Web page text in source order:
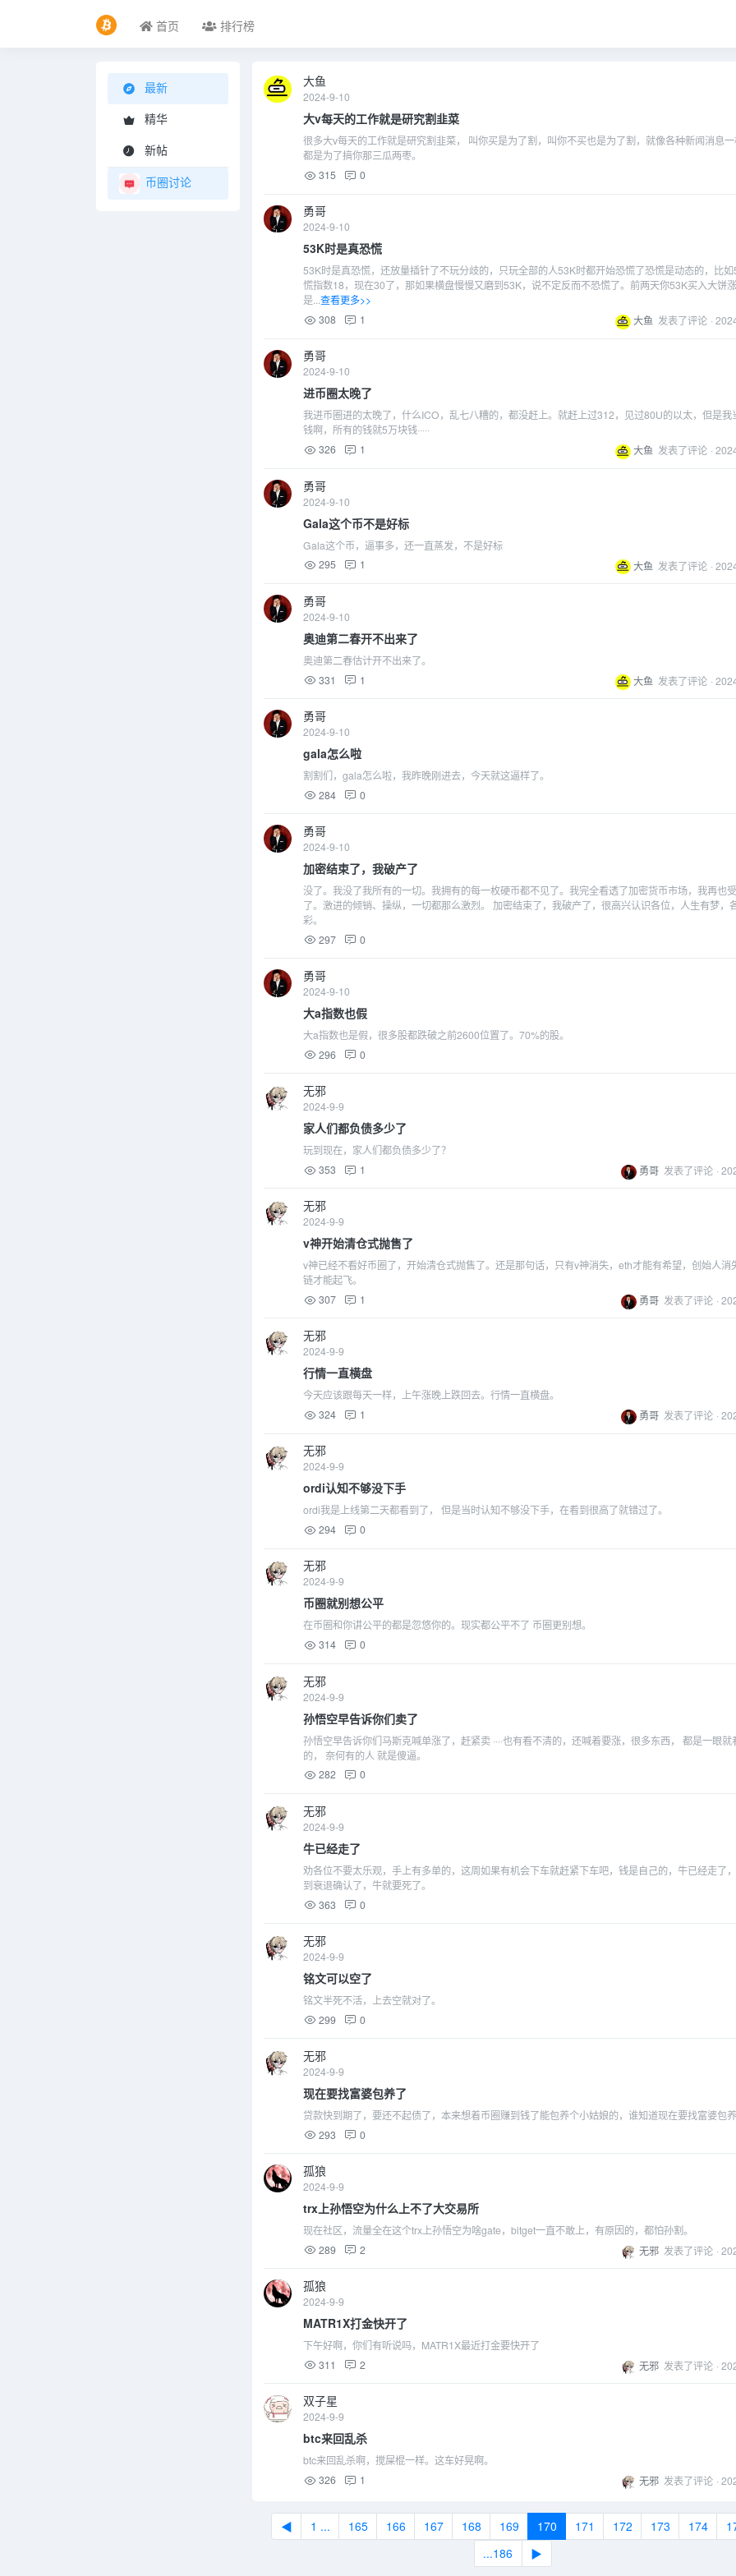
首页 排行榜
最新
精华
新帖
币圈讨论
大鱼
2024-9-10
大v每天的工作就是研究割韭菜
很多大v每天的工作就是研究割韭菜， 叫你买是为了割，叫你不买也是为了割，就像各种新闻消息
都是为了搞你那三瓜两枣。
315
0
勇哥
2024-9-10
53K时是真恐慌
53K时是真恐慌，还放量插针了不玩分歧的，只玩全部的人53K时都开始恐慌了恐慌是动态的，比
慌指数18，现在30了，那如果横盘慢慢又磨到53K，说不定反而不恐慌了。前两天你53K买入大饼
是...查看更多>>
308
1 大鱼 发表了评论 ·
勇哥
2024-9-10
进币圈太晚了
我进币圈进的太晚了，什么ICO，乱七八糟的，都没赶上。就赶上过312，见过80U的以太，但是我
钱啊，所有的钱就5万块钱·····
326
1 大鱼 发表了评论 ·
勇哥
2024-9-10
Gala这个币不是好标
Gala这个币，逼事多，还一直蒸发，不是好标
295
1 大鱼 发表了评论 ·
勇哥
2024-9-10
奥迪第二春开不出来了
奥迪第二春估计开不出来了。
331
1 大鱼 发表了评论 ·
勇哥
2024-9-10
gala怎么啦
割割们，gala怎么啦，我昨晚刚进去，今天就这逼样了。
284
0
勇哥
2024-9-10
加密结束了，我破产了
没了。我没了我所有的一切。我拥有的每一枚硬币都不见了。我完全看透了加密货币市场，我再也
了。激进的倾销、操纵，一切都那么激烈。 加密结束了，我破产了，很高兴认识各位，人生有梦，
彩。
297
0
勇哥
2024-9-10
大a指数也假
大a指数也是假，很多股都跌破之前2600位置了。70%的股。
296
0
无邪
2024-9-9
家人们都负债多少了
玩到现在，家人们都负债多少了？
353
1 勇哥 发表了评论 ·
无邪
2024-9-9
v神开始清仓式抛售了
v神已经不看好币圈了，开始清仓式抛售了。还是那句话，只有v神消失，eth才能有希望，创始人消
链才能起飞。
307
1 勇哥 发表了评论 ·
无邪
2024-9-9
行情一直横盘
今天应该跟每天一样，上午涨晚上跌回去。行情一直横盘。
324
1 勇哥 发表了评论 ·
无邪
2024-9-9
ordi认知不够没下手
ordi我是上线第二天都看到了， 但是当时认知不够没下手，在看到很高了就错过了。
294
0
无邪
2024-9-9
币圈就别想公平
在币圈和你讲公平的都是忽悠你的。现实都公平不了 币圈更别想。
314
0
无邪
2024-9-9
孙悟空早告诉你们卖了
孙悟空早告诉你们马斯克喊单涨了，赶紧卖 ····也有看不清的，还喊着要涨，很多东西， 都是一眼就
的， 奈何有的人 就是傻逼。
282
0
无邪
2024-9-9
牛已经走了
劝各位不要太乐观，手上有多单的，这周如果有机会下车就赶紧下车吧，钱是自己的，牛已经走了
到衰退确认了，牛就要死了。
363
0
无邪
2024-9-9
铭文可以空了
铭文半死不活，上去空就对了。
299
0
无邪
2024-9-9
现在要找富婆包养了
贷款快到期了，要还不起债了，本来想着币圈赚到钱了能包养个小姑娘的，谁知道现在要找富婆包
293
0
孤狼
2024-9-9
trx上孙悟空为什么上不了大交易所
现在社区，流量全在这个trx上孙悟空为啥gate，bitget一直不敢上，有原因的，都怕孙割。
289
2 无邪 发表了评论 ·
孤狼
2024-9-9
MATR1X打金快开了
下午好啊，你们有听说吗，MATR1X最近打金要快开了
311
2 无邪 发表了评论 ·
双子星
2024-9-9
btc来回乱杀
btc来回乱杀啊，搅屎棍一样。这车好晃啊。
326
1 无邪 发表了评论 ·
◀ 1 ... 165 166 167 168 169 170 171 172 173 174
...186
▶